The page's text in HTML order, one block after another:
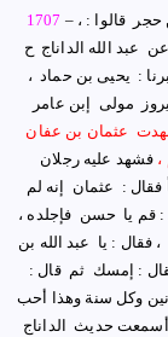
1707 – ‏قالوا : ،
‏عبد الله الداناج ‏ ‏ح
: ‏ ‏يحيى بن حماد ‏ ،
‏مولى ‏ ‏إبن عامر
‏عثمان بن عفان
فشهد عليه رجلان
: ‏ ‏عثمان ‏ ‏إنه لم
‏: ‏قم يا ‏ ‏حسن ‏ ‏فإجلده ،
فقال : يا ‏ ‏عبد الله بن
: إمسك ‏ ‏ثم ‏ ‏قال :
وكل سنة وهذا أحب
حديث ‏ ‏الداناج